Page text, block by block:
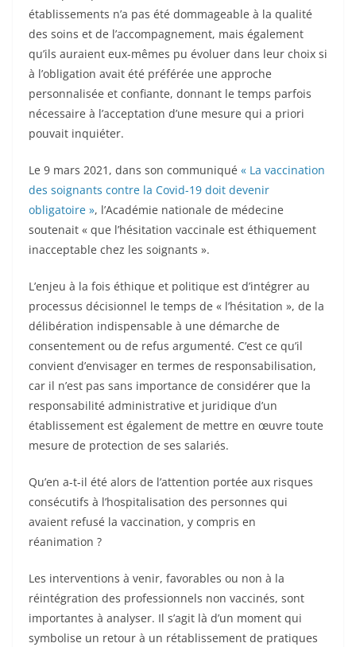
établissements n’a pas été dommageable à la qualité
des soins et de l’accompagnement, mais également
qu’ils auraient eux-mêmes pu évoluer dans leur choix si
à l’obligation avait été préférée une approche
personnalisée et confiante, donnant le temps parfois
nécessaire à l’acceptation d’une mesure qui a priori
pouvait inquiéter.
Le 9 mars 2021, dans son communiqué « La vaccination
des soignants contre la Covid-19 doit devenir
obligatoire », l’Académie nationale de médecine
soutenait « que l’hésitation vaccinale est éthiquement
inacceptable chez les soignants ».
L’enjeu à la fois éthique et politique est d’intégrer au
processus décisionnel le temps de « l’hésitation », de la
délibération indispensable à une démarche de
consentement ou de refus argumenté. C’est ce qu’il
convient d’envisager en termes de responsabilisation,
car il n’est pas sans importance de considérer que la
responsabilité administrative et juridique d’un
établissement est également de mettre en œuvre toute
mesure de protection de ses salariés.
Qu’en a-t-il été alors de l’attention portée aux risques
consécutifs à l’hospitalisation des personnes qui
avaient refusé la vaccination, y compris en
réanimation ?
Les interventions à venir, favorables ou non à la
réintégration des professionnels non vaccinés, sont
importantes à analyser. Il s’agit là d’un moment qui
symbolise un retour à un rétablissement de pratiques